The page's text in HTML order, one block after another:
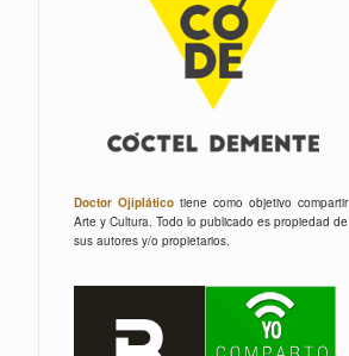
Doctor Ojiplático tiene como objetivo compartir
Arte y Cultura. Todo lo publicado es propiedad de
sus autores y/o propietarios.